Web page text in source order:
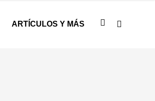
ARTÍCULOS Y MÁS